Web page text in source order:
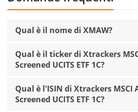
Qual è il nome di XMAW?
Qual è il ticker di Xtrackers
Screened UCITS ETF 1C?
Qual è l'ISIN di Xtrackers MSCI
Screened UCITS ETF 1C?